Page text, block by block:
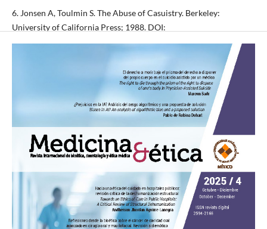
6. Jonsen A, Toulmin S. The Abuse of Casuistry. Berkeley:
University of California Press; 1988. DOI:
https://doi.org/10.1525/9780520352797
7. Jonas H. El principio de responsabilidad. Ensayo de una ética
para la civilización tecnológica. Barcelona: Herder Editorial;
8. Pellegrino E, Thomasma D. For the patient’s good: the
restoration of beneficence of the healing professions. New York:
Oxford University Press; 1988.
9. Wallace M. From Principle to Practice. A User’s Guide to Do No
Harm. Cambridge: Collaborative Learning Projects (CDA).
Disponible en:https://www.cdacollaborative.org/?
smd_process_download=1&download_id=3948